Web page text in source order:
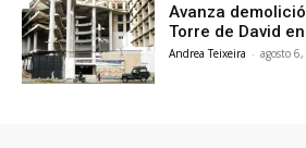
Avanza
Torre de David
Andrea Teixeira - agosto